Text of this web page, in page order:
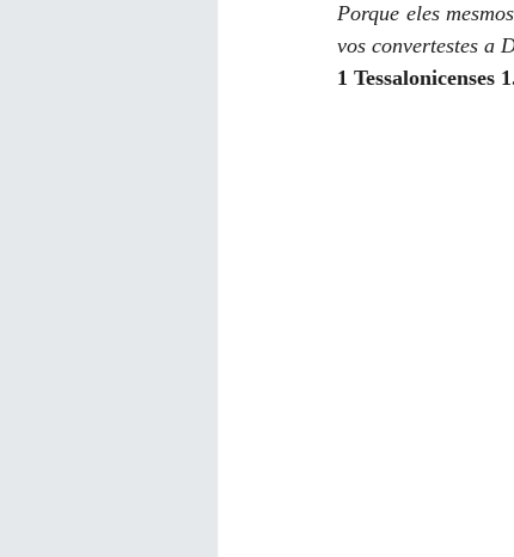
Porque eles
vos convertestes a
1 Tessalonicenses